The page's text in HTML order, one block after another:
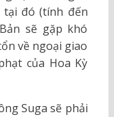
tại đó (tính đến
sẽ gặp khó
về ngoại giao
của Hoa Kỳ
Suga sẽ phải